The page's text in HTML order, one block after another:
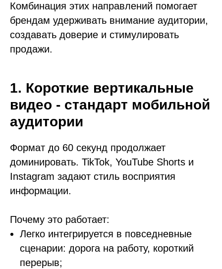
Комбинация этих направлений помогает
брендам удерживать внимание аудитории,
создавать доверие и стимулировать
продажи.
1. Короткие вертикальные
видео - стандарт мобильной
аудитории
Формат до 60 секунд продолжает
доминировать. TikTok, YouTube Shorts и
Instagram задают стиль восприятия
информации.
Почему это работает:
Легко интегрируется в повседневные
сценарии: дорога на работу, короткий
перерыв;